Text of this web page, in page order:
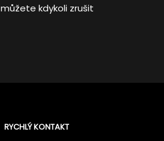
můžete kdykoli zrušit
RYCHLÝ KONTAKT